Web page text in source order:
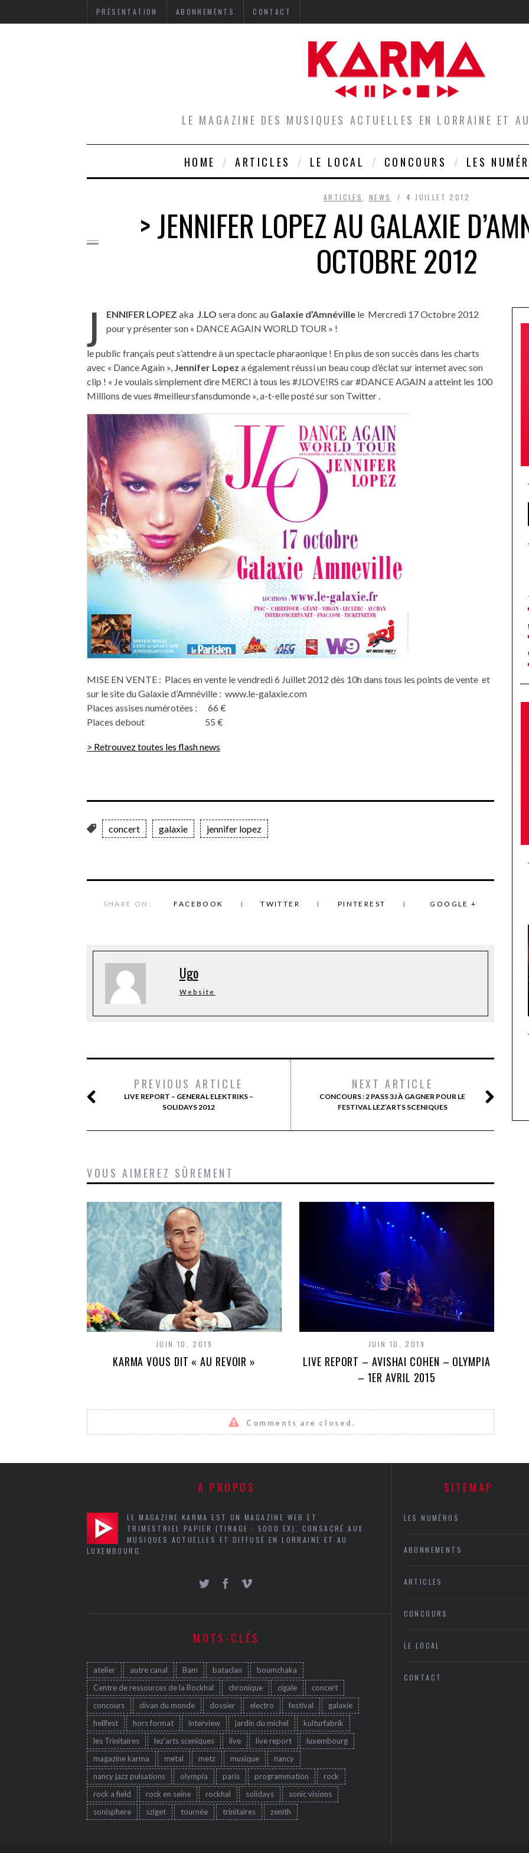
PRÉSENTATION ABONNEMENTS CONTACT
LE MAGAZINE DES MUSIQUES ACTUELLES EN LORRAINE ET
HOME ARTICLES LE LOCAL CONCOURS LES
ARTICLES NEWS 4 JUILLET 2012
> JENNIFER LOPEZ AU GALAXIE
OCTOBRE 2012
J ENNIFER LOPEZ aka J.LO sera donc au Galaxie d’Amnéville le Mercredi 17 Octobre 2012
pour y présenter son « DANCE AGAIN WORLD TOUR » !
le public français peut s’attendre à un spectacle pharaonique ! En plus de son succès dans les charts
avec « Dance Again », Jennifer Lopez a également réussi un beau coup d’éclat sur internet avec son
clip ! « Je voulais simplement dire MERCI à tous les #JLOVE!RS car #DANCE AGAIN a atteint les 100
Millions de vues #meilleursfansdumonde », a-t-elle posté sur son Twitter .
MISE EN VENTE : Places en vente le vendredi 6 Juillet 2012 dès 10h dans tous les points de vente et
sur le site du Galaxie d’Amnéville : www.le-galaxie.com
Places assises numérotées : 66 €
Places debout 55 €
> Retrouvez toutes les flash news
concert galaxie jennifer lopez
SHARE ON: FACEBOOK TWITTER PINTEREST GOOGLE +
Ugo
Website
PREVIOUS ARTICLE
LIVE REPORT – GENERAL ELEKTRIKS –
SOLIDAYS 2012
NEXT ARTICLE
CONCOURS : 2 PASS 3J À GAGNER POUR LE
FESTIVAL LEZ’ARTS SCENIQUES
VOUS AIMEREZ SÛREMENT
JUIN 10, 2019
KARMA VOUS DIT « AU REVOIR »
JUIN 10, 2019
LIVE REPORT – AVISHAI COHEN – OLYMPIA
– 1ER AVRIL 2015
Comments are closed.
A PROPOS
LE MAGAZINE KARMA EST UN MAGAZINE WEB ET
TRIMESTRIEL PAPIER (TIRAGE : 5000 EX), CONSACRÉ AUX
MUSIQUES ACTUELLES ET DIFFUSÉ EN LORRAINE ET AU
LUXEMBOURG.
MOTS-CLÉS
atelier autre canal Bam bataclan
boumchaka
Centre de ressources de la Rockhal
chronique cigale
concert
concours
divan du monde dossier electro festival
galaxie
hellfest
hors format interview jardin du michel
kulturfabrik
les Trinitaires
lez'arts sceniques live live report
luxembourg
magazine karma
metal metz musique
nancy
nancy jazz pulsations
olympia paris programmation
rock
rock a field
rock en seine rockhal solidays
sonic visions
sonisphere
sziget tournée trinitaires zenith
SITEMAP
LES NUMÉROS
ABONNEMENTS
ARTICLES
CONCOURS
LE LOCAL
CONTACT